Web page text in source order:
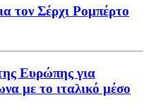
τον Σέρχι Ρομπέρτο
Ευρώπης για
με το ιταλικό μέσο